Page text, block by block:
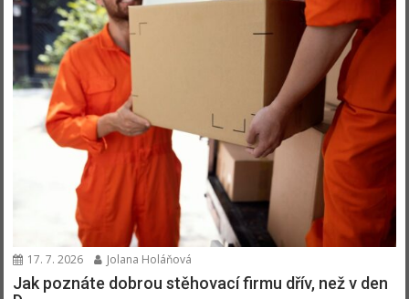
17. 7. 2026 Jolana Holáňová
Jak poznáte dobrou stěhovací firmu dřív, než v den